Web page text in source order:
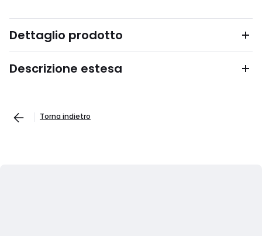
Dettaglio prodotto
Descrizione estesa
Torna indietro